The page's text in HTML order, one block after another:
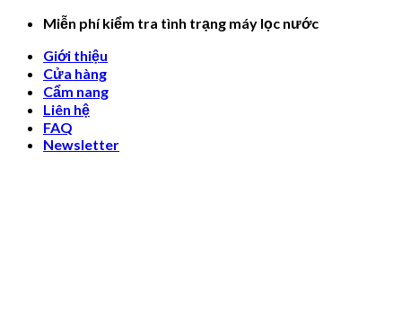
Skip
content
Miễn phí kiểm tra tình trạng máy lọc nước
Giới thiệu
Cửa hàng
Cẩm nang
Liên hệ
FAQ
Newsletter